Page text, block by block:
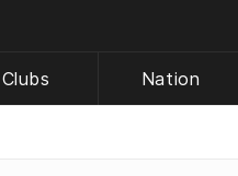
Clubs Nation